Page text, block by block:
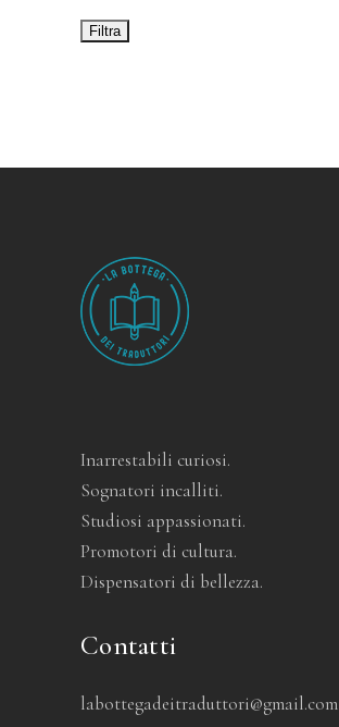
Inarrestabili curiosi.
Sognatori incalliti.
Studiosi appassionati.
Promotori di cultura.
Dispensatori di bellezza.
Contatti
labottegadeitraduttori@gmail.com